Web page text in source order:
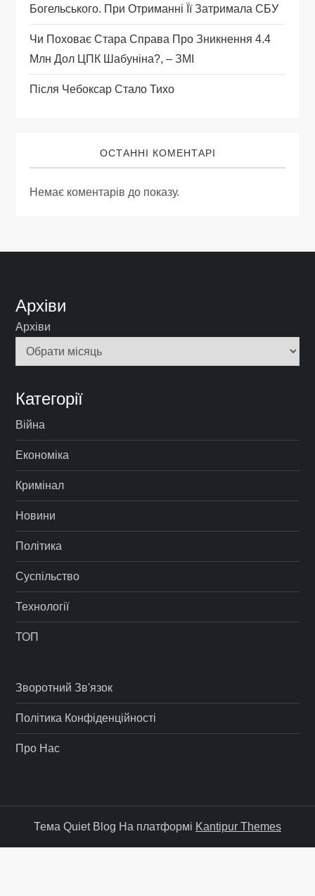
в
Богельського. При Отриманні Її Затримала СБУ
Чи Поховає Стара Справа Про Зникнення 4.4
Млн Дол ЦПК Шабуніна?, – ЗМІ
Після Чебоксар Стало Тихо
ОСТАННІ КОМЕНТАРІ
Немає коментарів до показу.
Архіви
Архіви
Категорії
Війна
Економіка
Кримінал
Новини
Політика
Суспільство
Технології
ТОП
Зворотний Зв'язок
Політика Конфіденційності
Про Нас
Тема Quiet Blog На платформі Kantipur Themes